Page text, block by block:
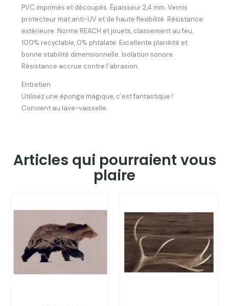
­­­­­­PVC imprimés et découpés. Épaisseur 2,4 mm. Vernis
protecteur mat anti-UV et de haute flexibilité. Résistance
extérieure. Norme REACH et jouets, classement au feu,
100% recyclable, 0% phtalate. Excellente planéité et
bonne stabilité dimensionnelle. Isolation sonore.
Résistance accrue contre l’abrasion.
Entretien
Utilisez une éponge magique, c’est fantastique !
Convient au lave-vaisselle.
Articles qui pourraient vous
plaire